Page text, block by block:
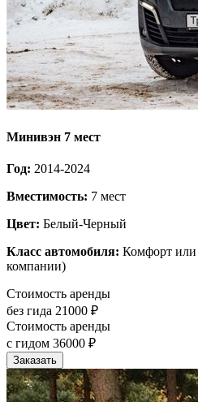
Минивэн 7 мест
Год: 2014-2024
Вместимость: 7 мест
Цвет: Белый-Черный
Класс автомобиля: Комфорт
компании)
Стоимость аренды
без гида 21000 ₽
Стоимость аренды
с гидом 36000 ₽
Заказать